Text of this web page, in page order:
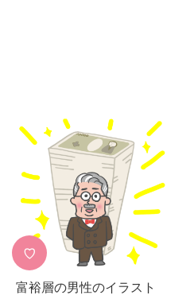
♡
富裕層の男性のイラスト